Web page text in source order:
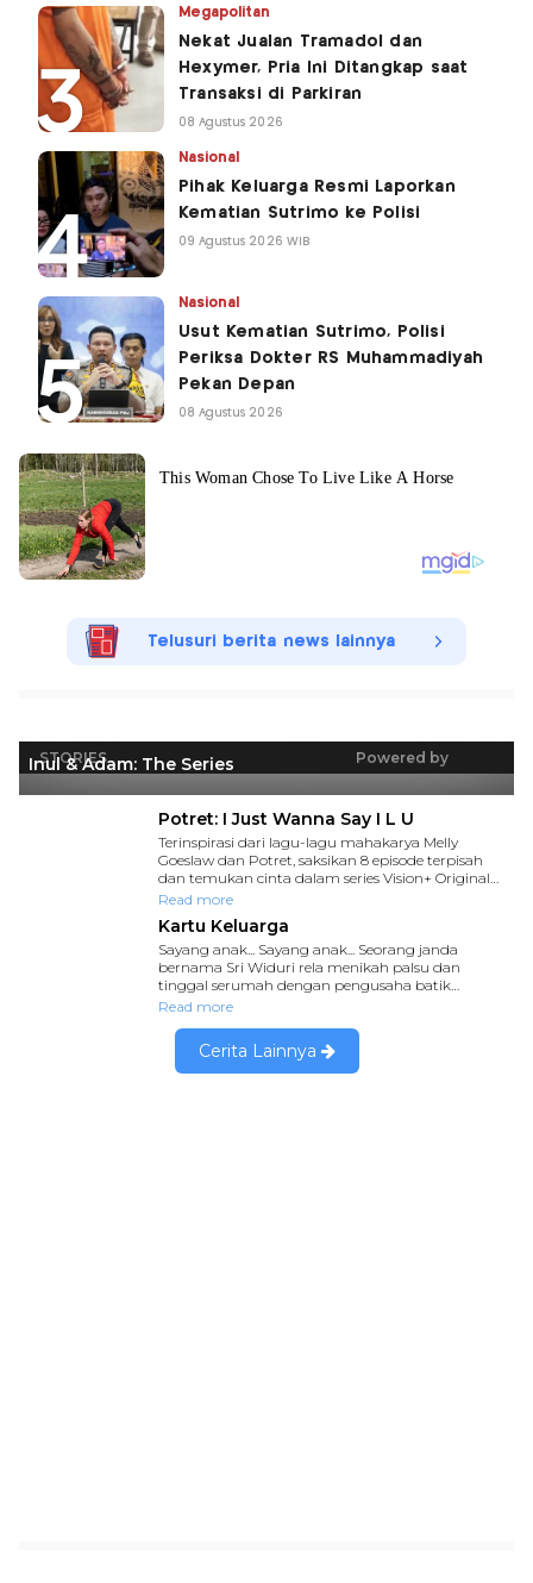
Megapolitan
Nekat Jualan Tramadol dan
Hexymer, Pria Ini Ditangkap saat
Transaksi di Parkiran
08 Agustus 2026
Nasional
Pihak Keluarga Resmi Laporkan
Kematian Sutrimo ke Polisi
09 Agustus 2026 WIB
Nasional
Usut Kematian Sutrimo, Polisi
Periksa Dokter RS Muhammadiyah
Pekan Depan
08 Agustus 2026
Telusuri berita news lainnya